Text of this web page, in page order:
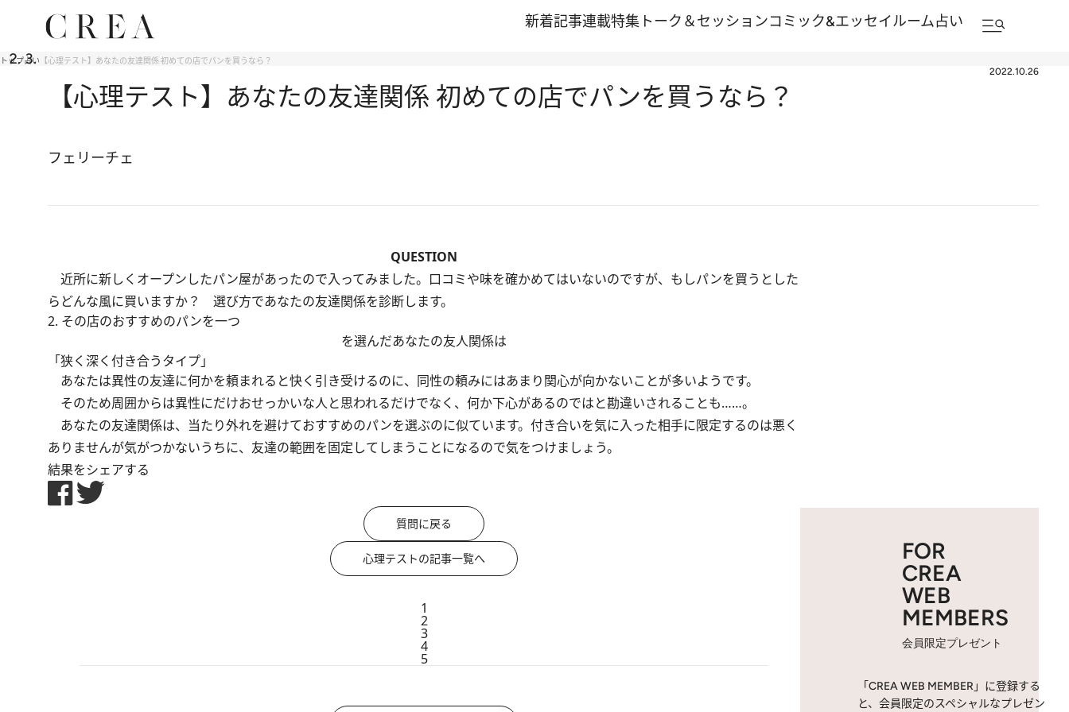
新着記事連載特集 トーク＆セッションコミック&エッセイルーム占い
トップ占い 【心理テスト】あなたの友達関係 初めての店でパンを買うなら？
2022.10.26
【心理テスト】あなたの友達関係 初めての店でパンを買うなら？
フェリーチェ
QUESTION
近所に新しくオープンしたパン屋があったので入ってみました。口コミや味を確かめてはいないのですが、もしパンを買うとした
らどんな風に買いますか？ 選び方であなたの友達関係を診断します。
2. その店のおすすめのパンを一つ
を選んだあなたの友人関係は
「狭く深く付き合うタイプ」
あなたは異性の友達に何かを頼まれると快く引き受けるのに、同性の頼みにはあまり関心が向かないことが多いようです。
そのため周囲からは異性にだけおせっかいな人と思われるだけでなく、何か下心があるのではと勘違いされることも……。
あなたの友達関係は、当たり外れを避けておすすめのパンを選ぶのに似ています。付き合いを気に入った相手に限定するのは悪く
ありませんが気がつかないうちに、友達の範囲を固定してしまうことになるので気をつけましょう。
結果をシェアする
質問に戻る
心理テストの記事一覧へ
1
2
3
4
5
FOR
CREA
WEB
MEMBERS
会員限定プレゼント
「CREA WEB MEMBER」に登録する
と、会員限定のスペシャルなプレゼン